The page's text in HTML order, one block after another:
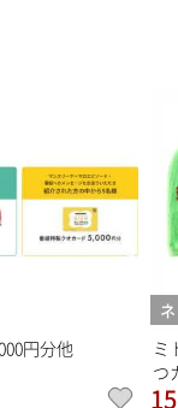
円分他
ミ
つ
15